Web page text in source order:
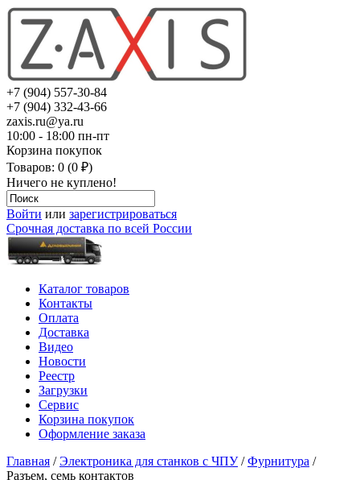
+7 (904) 557-30-84
+7 (904) 332-43-66
zaxis.ru@ya.ru
10:00 - 18:00 пн-пт
Корзина покупок
Товаров: 0 (0 ₽)
Ничего не куплено!
Войти или зарегистрироваться
Срочная доставка по всей России
Каталог товаров
Контакты
Оплата
Доставка
Видео
Новости
Реестр
Загрузки
Сервис
Корзина покупок
Оформление заказа
Главная /Электроника для станков с ЧПУ/Фурнитура /
Разъем, семь контактов